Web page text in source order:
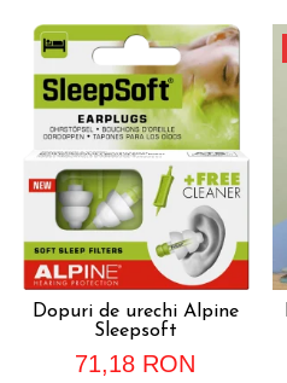
Dopuri de urechi Alpine
Sleepsoft
71,18 RON